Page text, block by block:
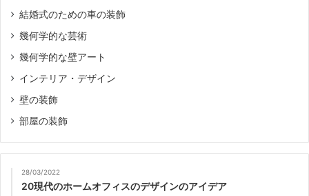
結婚式のための車の装飾
幾何学的な芸術
幾何学的な壁アート
インテリア・デザイン
壁の装飾
部屋の装飾
28/03/2022
20現代のホームオフィスのデザインのアイデア